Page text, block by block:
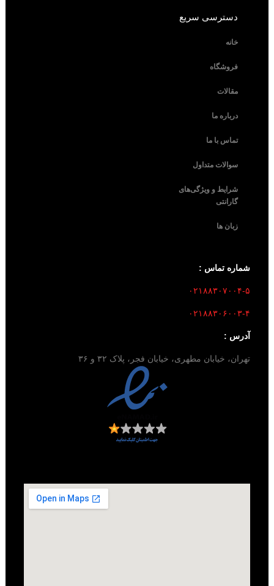
دسترسی سریع
خانه
فروشگاه
مقالات
درباره ما
تماس با ما
سوالات متداول
شرایط و ویژگی‌های
گارانتی
زبان ها
شماره تماس :
۰۲۱۸۸۳۰۷۰۰۴-۵
۰۲۱۸۸۳۰۶۰۰۳-۴
آدرس :
تهران، خیابان مطهری، خیابان فجر، پلاک ۳۲ و ۳۶